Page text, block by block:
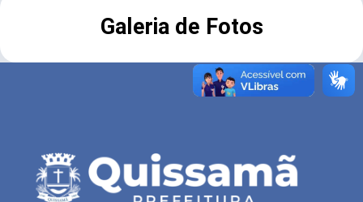
Galeria de Fotos